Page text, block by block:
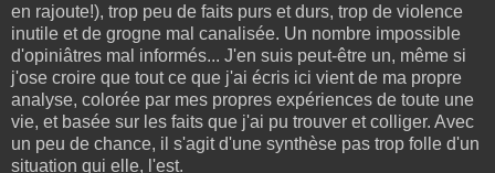
en rajoute!), trop peu de faits purs et durs, trop de violence
inutile et de grogne mal canalisée. Un nombre impossible
d'opiniâtres mal informés... J'en suis peut-être un, même si
j'ose croire que tout ce que j'ai écris ici vient de ma propre
analyse, colorée par mes propres expériences de toute une
vie, et basée sur les faits que j'ai pu trouver et colliger. Avec
un peu de chance, il s'agit d'une synthèse pas trop folle d'un
situation qui elle, l'est.